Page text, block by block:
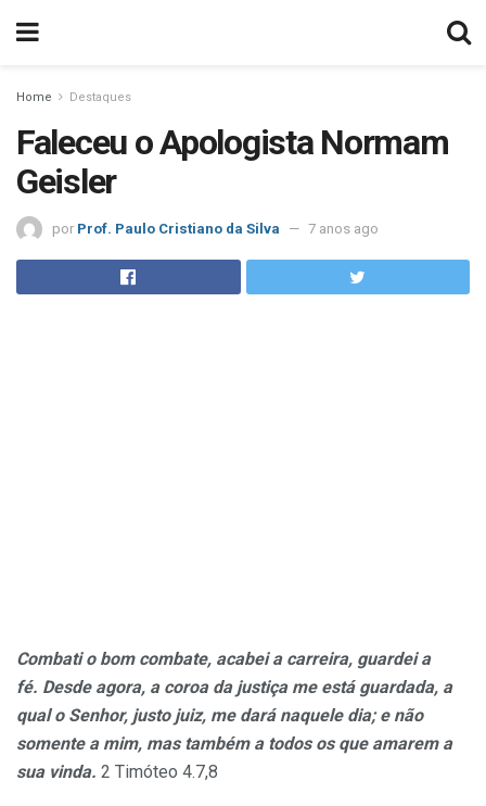
Home Destaques
Faleceu o Apologista Normam
Geisler
por Prof. Paulo Cristiano da Silva 7 anos ago
Combati o bom combate, acabei a carreira, guardei a
fé. Desde agora, a coroa da justiça me está guardada, a
qual o Senhor, justo juiz, me dará naquele dia; e não
somente a mim, mas também a todos os que amarem a
sua vinda. 2 Timóteo 4.7,8